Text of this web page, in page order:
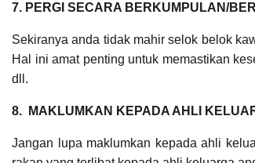
7. PERGI SECARA BERKUMPULAN/
Sekiranya anda tidak mahir selok belok
Hal ini amat penting untuk memastikan
dll.
8. MAKLUMKAN KEPADA AHLI
Jangan lupa maklumkan kepada ahli